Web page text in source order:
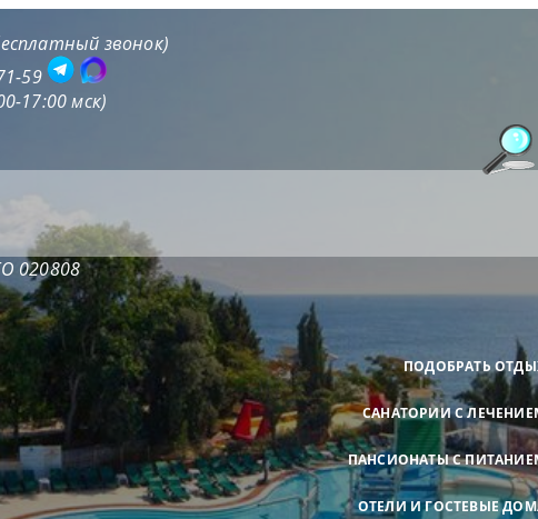
звонок)
59
17:00 мск)
020808
ПОДОБРАТЬ
САНАТОРИИ С
ПАНСИОНАТЫ С
ОТЕЛИ И ГОСТЕВЫЕ